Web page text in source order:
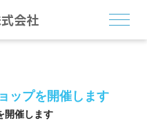
会社
ップを開催します
開催します